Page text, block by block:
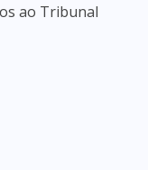
ao Tribunal